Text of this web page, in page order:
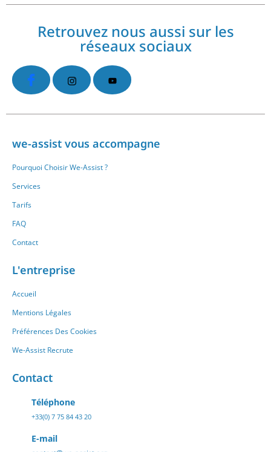
Retrouvez nous aussi sur les
réseaux sociaux
we-assist vous accompagne
Pourquoi Choisir We-Assist ?
Services
Tarifs
FAQ
Contact
L'entreprise
Accueil
Mentions Légales
Préférences Des Cookies
We-Assist Recrute
Contact
Téléphone
+33(0) 7 75 84 43 20
E-mail